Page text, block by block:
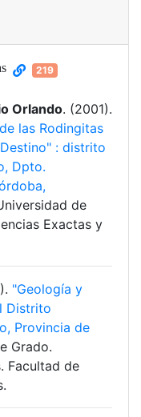
219
Orlando. (2001).
las Rodingitas
: distrito
Dpto.
de
Exactas y
"Geología y
Distrito
Provincia de
Grado.
Facultad de